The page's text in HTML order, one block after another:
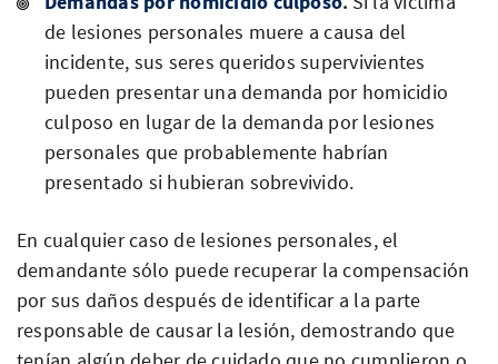
de lesiones personales muere a causa del
incidente, sus seres queridos supervivientes
pueden presentar una demanda por homicidio
culposo en lugar de la demanda por lesiones
personales que probablemente habrían
presentado si hubieran sobrevivido.
En cualquier caso de lesiones personales, el
demandante sólo puede recuperar la compensación
por sus daños después de identificar a la parte
responsable de causar la lesión, demostrando que